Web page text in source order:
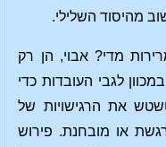
מהיסוד השלילי.
מדי? אבוי, הן רק
לגבי העובדות כדי
את הרגישויות של
או מובחנת. פירוש